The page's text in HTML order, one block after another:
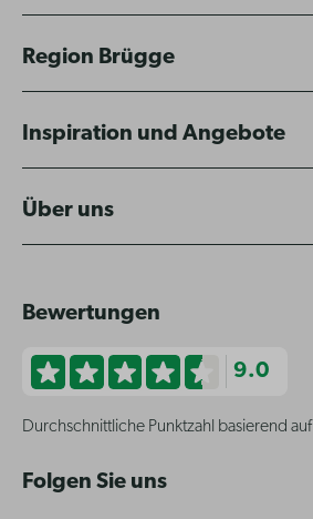
Region Brügge
Inspiration und Angebote
Über uns
Bewertungen
9.0
Durchschnittliche Punktzahl basierend auf
Folgen Sie uns